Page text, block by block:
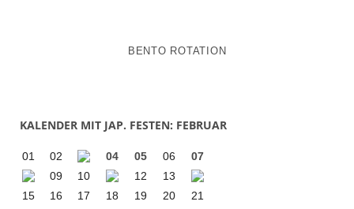
BENTO ROTATION
KALENDER MIT JAP. FESTEN: FEBRUAR
01 02 04 05 06
07
09
10 12
13
15
16 17 18 19 20 21